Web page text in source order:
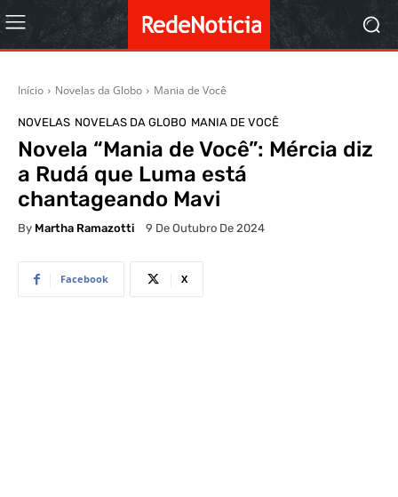
Início Novelas da Globo Mania de Você
NOVELAS NOVELAS DA GLOBO MANIA DE VOCÊ
Novela “Mania de Você”: Mércia diz
a Rudá que Luma está
chantageando Mavi
By Martha Ramazotti 9 De Outubro De 2024
Facebook X